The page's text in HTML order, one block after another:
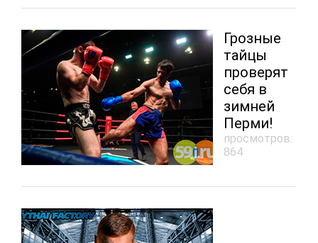
Грозные
тайцы
проверят
себя в
зимней
Перми!
просмотров:
864